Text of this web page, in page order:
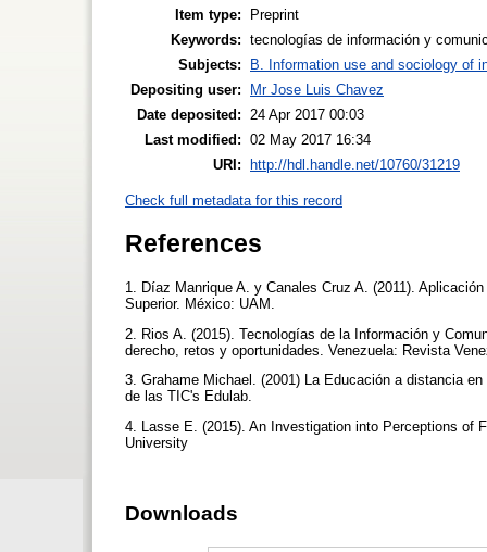
Item type:
Preprint
Keywords: tecnologías de información y
Subjects:
B. Information use and sociology of
Depositing user:
Mr Jose Luis Chavez
Date deposited:
24 Apr 2017 00:03
Last modified: 02 May 2017 16:34
URI:
http://hdl.handle.net/10760/31219
Check full metadata for this record
References
1. Díaz Manrique A. y Canales Cruz A. (2011).
Superior. México: UAM.
2. Rios A. (2015). Tecnologías de la Información y
derecho, retos y oportunidades. Venezuela: Revista
3. Grahame Michael. (2001) La Educación a distancia
de las TIC's Edulab.
4. Lasse E. (2015). An Investigation into Perceptions of
University
Downloads